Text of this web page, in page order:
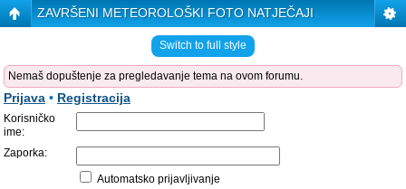
ZAVRŠENI METEOROLOŠKI FOTO NATJEČAJI
Switch to full style
Nemaš dopuštenje za pregledavanje tema na ovom forumu.
Prijava • Registracija
Korisničko
ime:
Zaporka:
Automatsko prijavljivanje